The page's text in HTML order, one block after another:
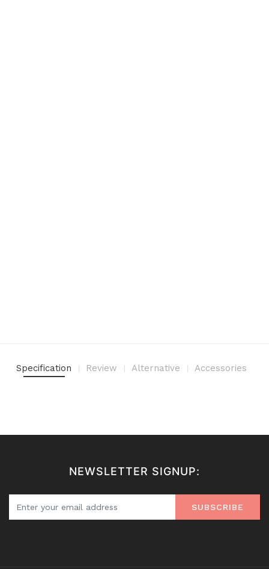
Specification Review Alternative Accessories
NEWSLETTER SIGNUP:
SUBSCRIBE